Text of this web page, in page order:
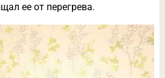
ее от перегрева.